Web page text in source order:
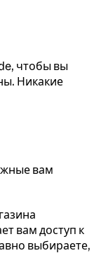
чтобы вы
Никакие
вам
вам доступ к
выбираете,